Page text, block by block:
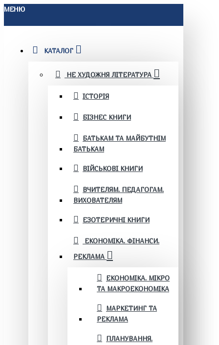
МЕНЮ
КАТАЛОГ
НЕ ХУДОЖНЯ ЛІТЕРАТУРА
ІСТОРІЯ
БІЗНЕС КНИГИ
БАТЬКАМ ТА МАЙБУТНІМ
БАТЬКАМ
ВІЙСЬКОВІ КНИГИ
ВЧИТЕЛЯМ. ПЕДАГОГАМ.
ВИХОВАТЕЛЯМ
ЕЗОТЕРИЧНІ КНИГИ
ЕКОНОМІКА. ФІНАНСИ.
РЕКЛАМА
ЕКОНОМІКА. МІКРО
ТА МАКРОЕКОНОМІКА
МАРКЕТИНГ ТА
РЕКЛАМА
ПЛАНУВАННЯ.